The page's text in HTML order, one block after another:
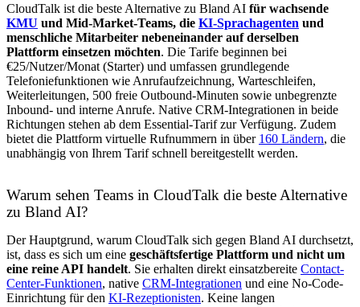
CloudTalk ist die beste Alternative zu Bland AI für wachsende
KMU und Mid-Market-Teams, die KI-Sprachagenten und
menschliche Mitarbeiter nebeneinander auf derselben
Plattform einsetzen möchten. Die Tarife beginnen bei
€25/Nutzer/Monat (Starter) und umfassen grundlegende
Telefoniefunktionen wie Anrufaufzeichnung, Warteschleifen,
Weiterleitungen, 500 freie Outbound-Minuten sowie unbegrenzte
Inbound- und interne Anrufe. Native CRM-Integrationen in beide
Richtungen stehen ab dem Essential-Tarif zur Verfügung. Zudem
bietet die Plattform virtuelle Rufnummern in über 160 Ländern, die
unabhängig von Ihrem Tarif schnell bereitgestellt werden.
Warum sehen Teams in CloudTalk die beste Alternative
zu Bland AI?
Der Hauptgrund, warum CloudTalk sich gegen Bland AI durchsetzt,
ist, dass es sich um eine geschäftsfertige Plattform und nicht um
eine reine API handelt. Sie erhalten direkt einsatzbereite Contact-
Center-Funktionen, native CRM-Integrationen und eine No-Code-
Einrichtung für den KI-Rezeptionisten. Keine langen